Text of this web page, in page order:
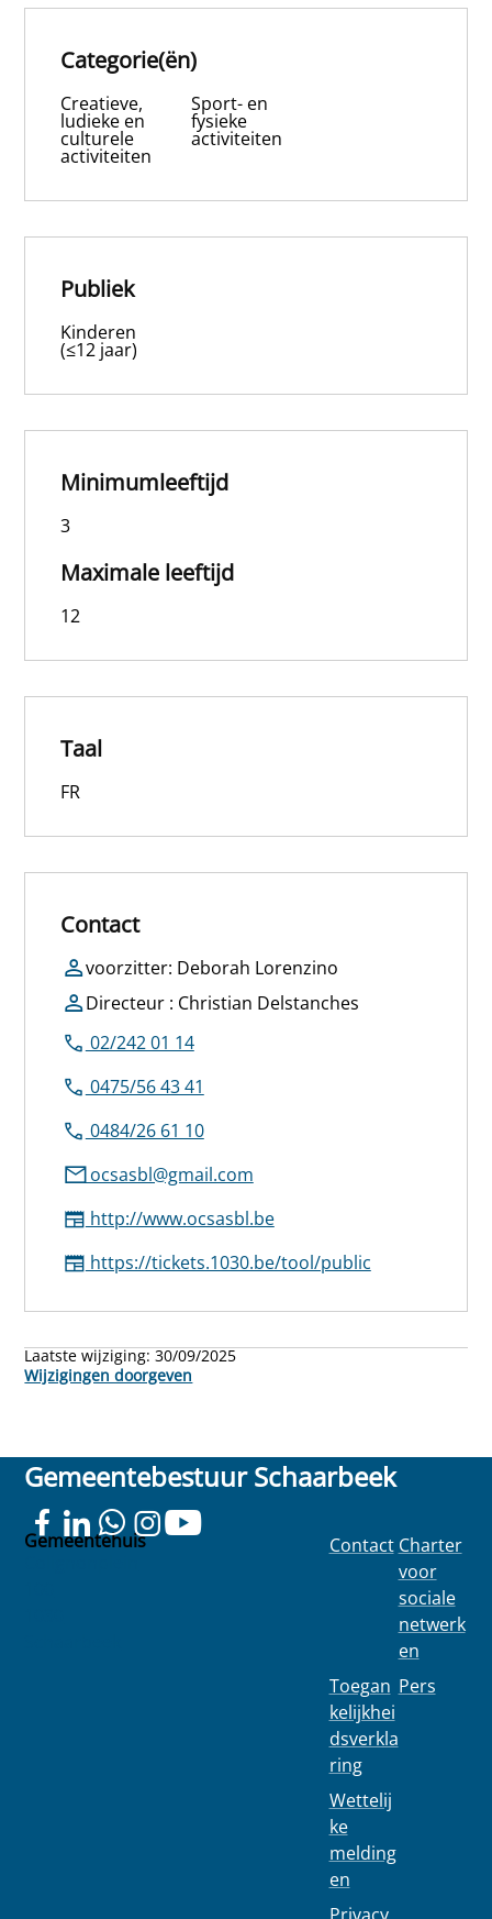
Categorie(ën)
Creatieve,
ludieke en
culturele
activiteiten
Sport- en
fysieke
activiteiten
Publiek
Kinderen
(≤12 jaar)
Minimumleeftijd
3
Maximale leeftijd
12
Taal
FR
Contact
voorzitter: Deborah Lorenzino
Directeur : Christian Delstanches
02/242 01 14
0475/56 43 41
0484/26 61 10
ocsasbl@gmail.com
http://www.ocsasbl.be
https://tickets.1030.be/tool/public
Laatste wijziging:30/09/2025
Wijzigingen doorgeven
Gemeentebestuur Schaarbeek
Gemeentehuis
Contact
Toegan
kelijkhei
dsverkla
ring
Wettelij
ke
melding
en
Charter
voor
sociale
netwerk
en
Pers